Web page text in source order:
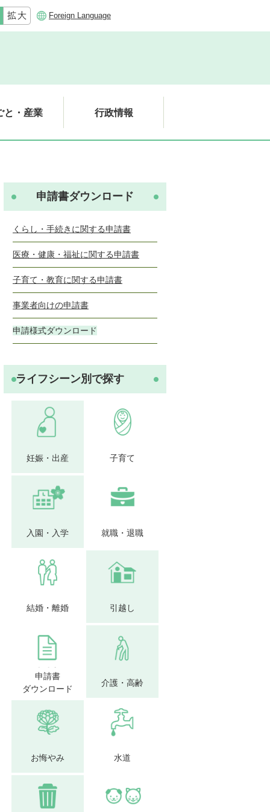
Foreign Language
と・産業 行政情報
申請書ダウンロード
くらし・手続きに関する申請書
医療・健康・福祉に関する申請書
子育て・教育に関する申請書
事業者向けの申請書
申請様式ダウンロード
ライフシーン別で探す
妊娠・出産 子育て
入園・入学 就職・退職
結婚・離婚 引越し
申請書
ダウンロード
介護・高齢
お悔やみ 水道